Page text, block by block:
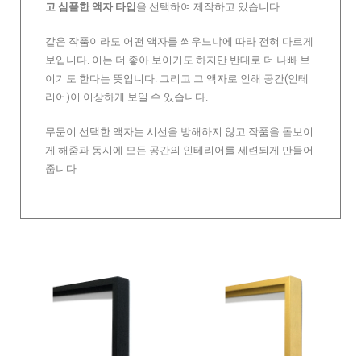
고 심플한 액자 타입 을 선택하여 제작하고 있습니다.
같은 작품이라도 어떤 액자를 씌우느냐에 따라 전혀 다르게
보입니다. 이는 더 좋아 보이기도 하지만 반대로 더 나빠 보
이기도 한다는 뜻입니다. 그리고 그 액자로 인해 공간(인테
리어)이 이상하게 보일 수 있습니다.
무문이 선택한 액자는 시선을 방해하지 않고 작품을 돋보이
게 해줌과 동시에 모든 공간의 인테리어를 세련되게 만들어
줍니다.